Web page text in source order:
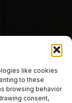
like cookies
to these
browsing behavior
consent,
Sva prava